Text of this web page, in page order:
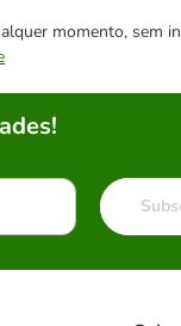
momento, sem